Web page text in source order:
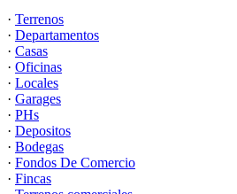
· Terrenos
· Departamentos
· Casas
· Oficinas
· Locales
· Garages
· PHs
· Depositos
· Bodegas
· Fondos De Comercio
· Fincas